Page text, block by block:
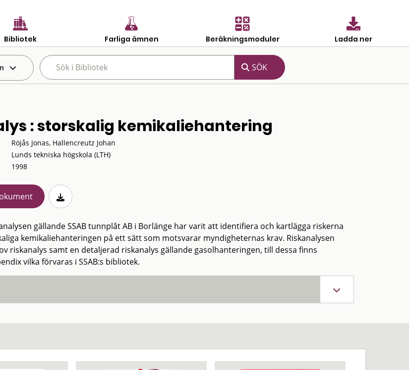
Bibliotek Farliga ämnen Beräkningsmoduler Ladda ner
: storskalig kemikaliehantering
Röjås Jonas, Hallencreutz Johan
Lunds tekniska högskola (LTH)
1998
gällande SSAB tunnplåt AB i Borlänge har varit att identifiera och kartlägga riskerna
kemikaliehanteringen på ett sätt som motsvarar myndigheternas krav. Riskanalysen
riskanalys samt en detaljerad riskanalys gällande gasolhanteringen, till dessa finns
vilka förvaras i SSAB:s bibliotek.